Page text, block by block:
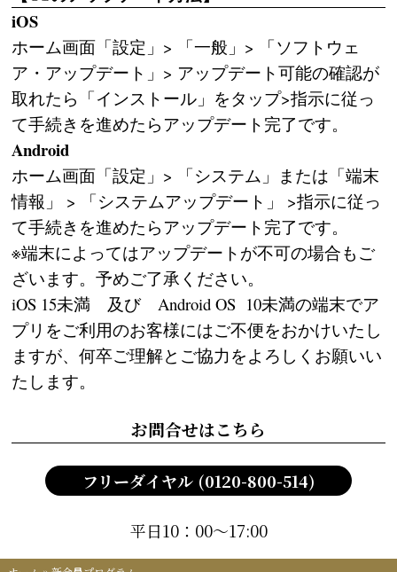
iOS
ホーム画面「設定」> 「一般」> 「ソフトウェ
ア・アップデート」> アップデート可能の確認が
取れたら「インストール」をタップ>指示に従っ
て手続きを進めたらアップデート完了です。
Android
ホーム画面「設定」> 「システム」または「端末
情報」 > 「システムアップデート」 >指示に従っ
て手続きを進めたらアップデート完了です。
※端末によってはアップデートが不可の場合もご
ざいます。予めご了承ください。
iOS 15未満 及び Android OS 10未満の端末でア
プリをご利用のお客様にはご不便をおかけいたし
ますが、何卒ご理解とご協力をよろしくお願いい
たします。
お問合せはこちら
フリーダイヤル (0120-800-514)
平日10：00～17:00